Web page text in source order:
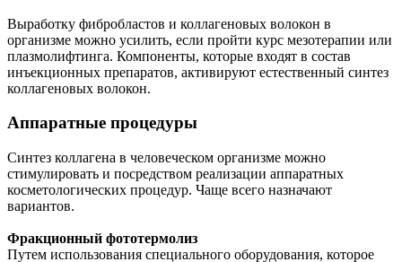
Выработку фибробластов и коллагеновых волокон в
организме можно усилить, если пройти курс мезотерапии или
плазмолифтинга. Компоненты, которые входят в состав
инъекционных препаратов, активируют естественный синтез
коллагеновых волокон.
Аппаратные процедуры
Синтез коллагена в человеческом организме можно
стимулировать и посредством реализации аппаратных
косметологических процедур. Чаще всего назначают
вариантов.
Фракционный фототермолиз
Путем использования специального оборудования, которое